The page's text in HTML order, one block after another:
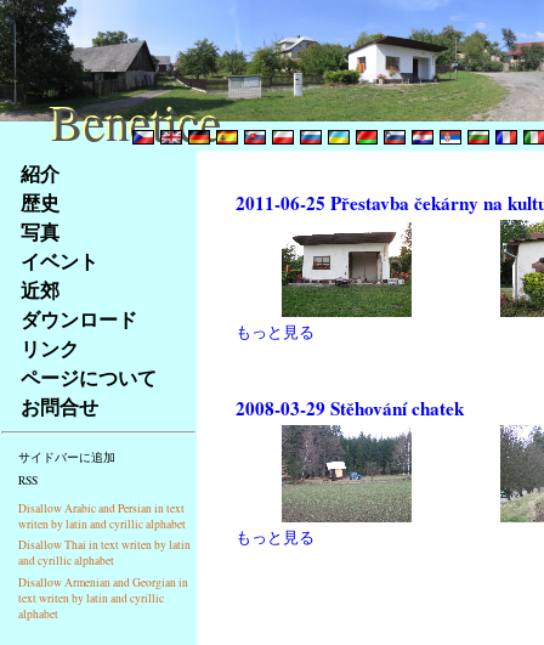
Na
obsah
stránky
Klávesové
zkratky
tomto
webu
základní
Hlavní
strana
紹介
歴史
写真
イベント
近郊
ダウンロード
リンク
ページについて
お問合せ
サイドバーに追加
RSS
Disallow Arabic and Persian in text
writen by latin and cyrillic alphabet
Disallow Thai in text writen by latin
and cyrillic alphabet
Disallow Armenian and Georgian in
text writen by latin and cyrillic
alphabet
2011-06-25 Přestavba čekárny na
もっと見る
2008-03-29 Stěhování chatek
もっと見る
Benetice
Benetice